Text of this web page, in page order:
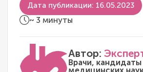
Дата публикации: 16.05.2023
~ 3 минуты
Автор:
Врачи,